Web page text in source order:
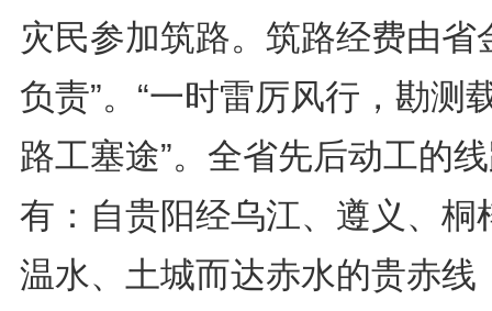
灾民参加筑路。筑路经费由省
负责”。“一时雷厉风行，勘测
路工塞途”。全省先后动工的
有：自贵阳经乌江、遵义、桐
温水、土城而达赤水的贵赤线